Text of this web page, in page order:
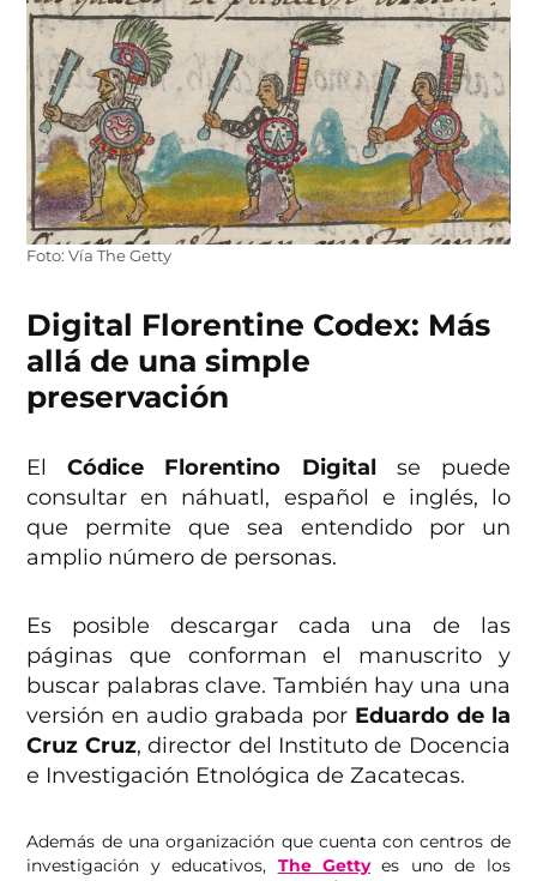
Foto: Vía The Getty
Digital Florentine Codex: Más
allá de una simple
preservación
ElCódice Florentino Digital se puede
consultar en náhuatl, español e inglés, lo
que permite que sea entendido por un
amplio número de personas.
Es posible descargar cada una de las
páginas que conforman el manuscrito y
buscar palabras clave. También hay una una
versión en audio grabada por Eduardo de la
Cruz Cruz, director del Instituto de Docencia
e Investigación Etnológica de Zacatecas.
Además de una organización que cuenta con centros de
investigación y educativos, The Gettyes uno de los